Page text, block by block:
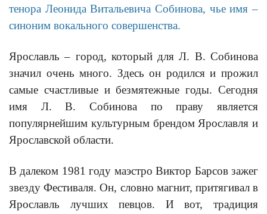
тенора Леонида Витальевича Собинова, чье имя –
синоним вокального совершенства.
Ярославль – город, который для Л. В. Собинова
значил очень много. Здесь он родился и прожил
самые счастливые и безмятежные годы. Сегодня
имя Л. В. Собинова по праву является
популярнейшим культурным брендом Ярославля и
Ярославской области.
В далеком 1981 году маэстро Виктор Барсов зажег
звезду Фестиваля. Он, словно магнит, притягивал в
Ярославль лучших певцов. И вот, традиция